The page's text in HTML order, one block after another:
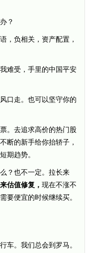
？
，负相关，资产配置，
难受，手里的中国平安
口走。也可以坚守你的
。去追求高价的热门股
断的新手给你抬轿子，
期趋势。
？也不一定。拉长来
估值修复， 现在不涨不
要便宜的时候继续买。
车。我们总会到罗马。